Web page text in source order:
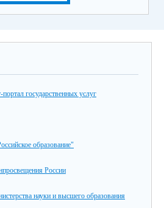
государственных услуг
образование"
России
науки и высшего образования